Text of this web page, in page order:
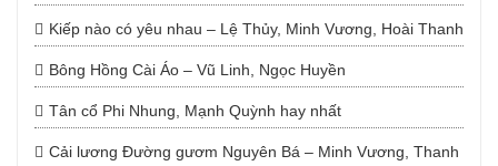
Kiếp nào có yêu nhau – Lệ Thủy, Minh Vương, Hoài Thanh
Bông Hồng Cài Áo – Vũ Linh, Ngọc Huyền
Tân cổ Phi Nhung, Mạnh Quỳnh hay nhất
Cải lương Đường gươm Nguyên Bá – Minh Vương, Thanh